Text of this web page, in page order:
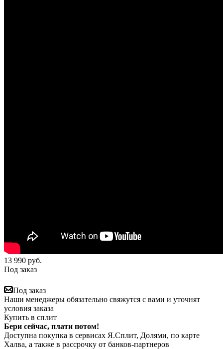
13 990 руб.
Под заказ
Под заказ
Наши менеджеры обязательно свяжутся с вами и уточнят
условия заказа
Купить в сплит
Бери сейчас, плати потом!
Доступна покупка в сервисах Я.Сплит, Долями, по карте
Халва, а также в рассрочку от банков-партнеров